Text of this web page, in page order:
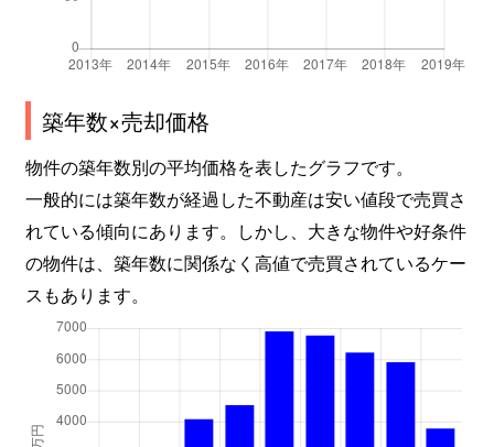
築年数×売却価格
物件の築年数別の平均価格を表したグラフです。
一般的には築年数が経過した不動産は安い値段で売買さ
れている傾向にあります。しかし、大きな物件や好条件
の物件は、築年数に関係なく高値で売買されているケー
スもあります。